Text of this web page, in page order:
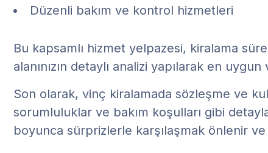
Düzenli bakım ve kontrol hizmetleri
Bu kapsamlı hizmet yelpazesi, kiralama
alanınızın detaylı analizi yapılarak en
Son olarak, vinç kiralamada sözleşme ve
sorumluluklar ve bakım koşulları gibi
boyunca sürprizlerle karşılaşmak önlenir